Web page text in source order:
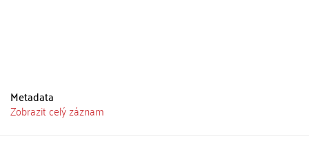
Metadata
Zobrazit celý záznam